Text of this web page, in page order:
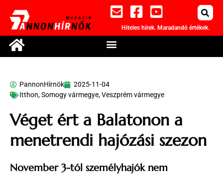
Hiteles hírek. Maradandó értékek.
PannonHírnök
2025-11-04
Itthon,Somogy vármegye,Veszprém vármegye
Véget ért a Balatonon a
menetrendi hajózási szezon
November 3-tól személyhajók nem